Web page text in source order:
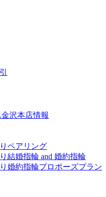
沢本店情報
ペアリング
結婚指輪 and 婚約指輪
婚約指輪プロポーズプラン